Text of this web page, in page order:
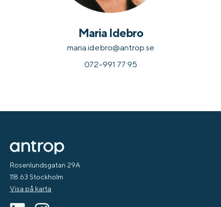
Maria Idebro
maria.idebro@antrop.se
072-991 77 95
Rosenlundsgatan 29A
118 63 Stockholm
Visa på karta